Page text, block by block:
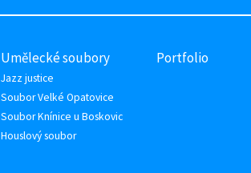
Umělecké soubory
Jazz justice
Soubor Velké Opatovice
Soubor Knínice u Boskovic
Houslový soubor
Portfolio